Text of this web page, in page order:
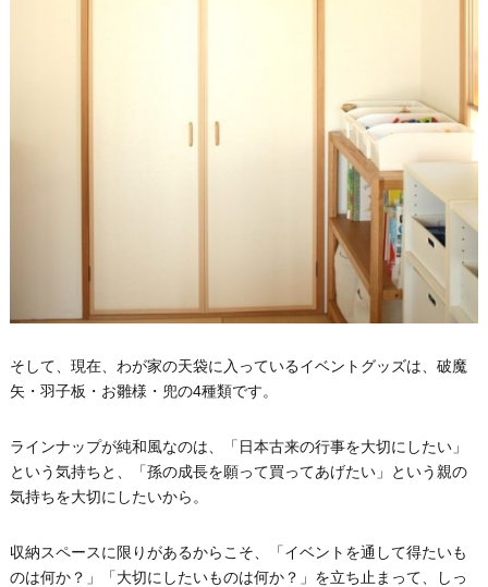
そして、現在、わが家の天袋に入っているイベントグッズは、破魔
矢・羽子板・お雛様・兜の4種類です。
ラインナップが純和風なのは、「日本古来の行事を大切にしたい」
という気持ちと、「孫の成長を願って買ってあげたい」という親の
気持ちを大切にしたいから。
収納スペースに限りがあるからこそ、「イベントを通して得たいも
のは何か？」「大切にしたいものは何か？」を立ち止まって、しっ